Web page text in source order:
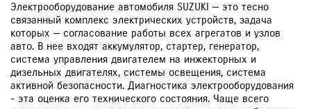
Электрооборудование автомобиля SUZUKI — это тесно
связанный комплекс электрических устройств, задача
которых — согласование работы всех агрегатов и узлов
авто. В нее входят аккумулятор, стартер, генератор,
система управления двигателем на инжекторных и
дизельных двигателях, системы освещения, система
активной безопасности. Диагностика электрооборудования
- эта оценка его технического состояния. Чаще всего